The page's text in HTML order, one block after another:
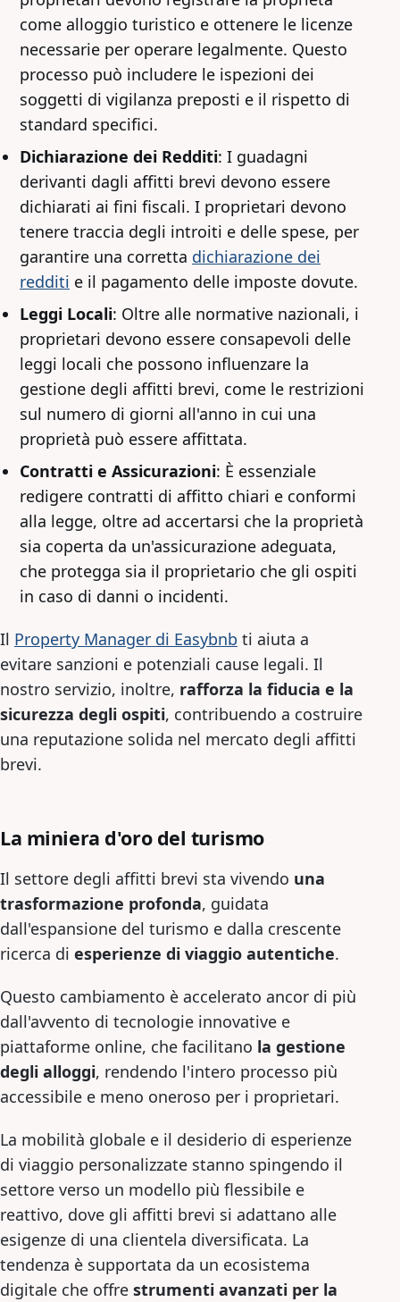
come alloggio turistico e ottenere le licenze
necessarie per operare legalmente. Questo
processo può includere le ispezioni dei
soggetti di vigilanza preposti e il rispetto di
standard specifici.
Dichiarazione dei Redditi: I guadagni
derivanti dagli affitti brevi devono essere
dichiarati ai fini fiscali. I proprietari devono
tenere traccia degli introiti e delle spese, per
garantire una corretta dichiarazione dei
redditi e il pagamento delle imposte dovute.
Leggi Locali: Oltre alle normative nazionali, i
proprietari devono essere consapevoli delle
leggi locali che possono influenzare la
gestione degli affitti brevi, come le restrizioni
sul numero di giorni all'anno in cui una
proprietà può essere affittata.
Contratti e Assicurazioni: È essenziale
redigere contratti di affitto chiari e conformi
alla legge, oltre ad accertarsi che la proprietà
sia coperta da un'assicurazione adeguata,
che protegga sia il proprietario che gli ospiti
in caso di danni o incidenti.
Il Property Manager di Easybnb ti aiuta a
evitare sanzioni e potenziali cause legali. Il
nostro servizio, inoltre, rafforza la fiducia e la
sicurezza degli ospiti, contribuendo a costruire
una reputazione solida nel mercato degli affitti
brevi.
La miniera d'oro del turismo
Il settore degli affitti brevi sta vivendo una
trasformazione profonda, guidata
dall'espansione del turismo e dalla crescente
ricerca di esperienze di viaggio autentiche.
Questo cambiamento è accelerato ancor di più
dall'avvento di tecnologie innovative e
piattaforme online, che facilitano la gestione
degli alloggi, rendendo l'intero processo più
accessibile e meno oneroso per i proprietari.
La mobilità globale e il desiderio di esperienze
di viaggio personalizzate stanno spingendo il
settore verso un modello più flessibile e
reattivo, dove gli affitti brevi si adattano alle
esigenze di una clientela diversificata. La
tendenza è supportata da un ecosistema
digitale che offre strumenti avanzati per la